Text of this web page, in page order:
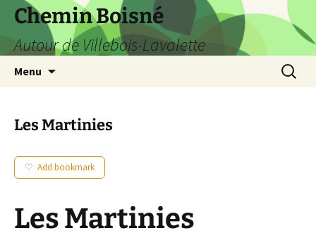
Aller
contenu
Chemin Boisné
Autour de Villebois-Lavalette
Menu
Les Martinies
Add bookmark
Les Martinies